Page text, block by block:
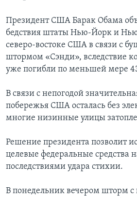
Президент США Барак Обама
бедствия штаты Нью-Йорк и
северо-востоке США в связи с
штормом «Сэнди», вследствие
уже погибли по меньшей мере
В связи с непогодой
побережья США осталась без
многие низинные улицы
Решение президента позволит
целевые федеральные средства
последствиями удара стихии.
В понедельник вечером шторм с